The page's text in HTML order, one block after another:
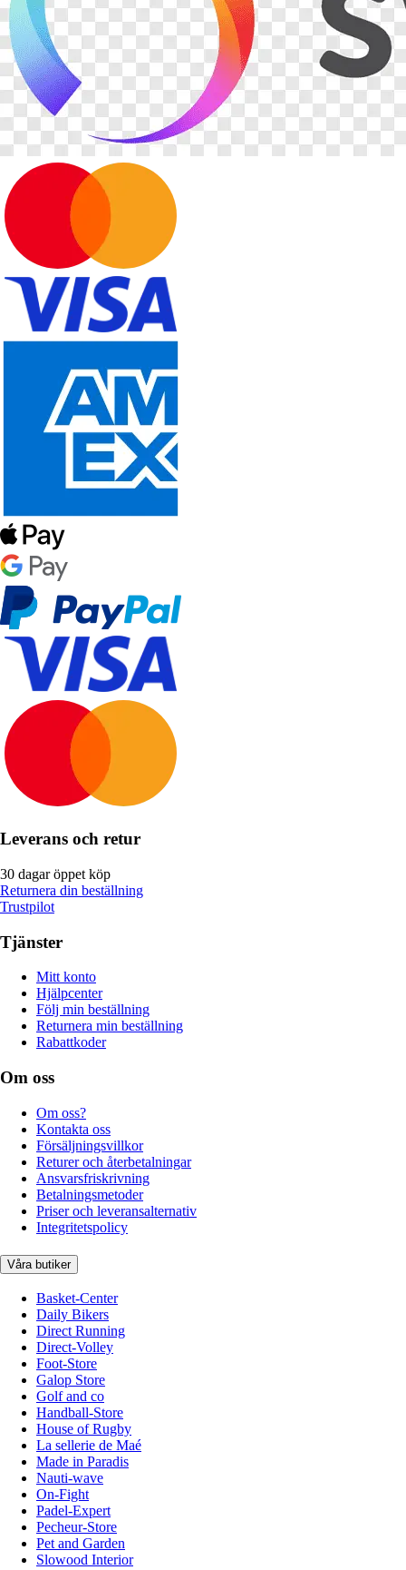
Leverans och retur
30 dagar öppet köp
Returnera din beställning
Trustpilot
Tjänster
Mitt konto
Hjälpcenter
Följ min beställning
Returnera min beställning
Rabattkoder
Om oss
Om oss?
Kontakta oss
Försäljningsvillkor
Returer och återbetalningar
Ansvarsfriskrivning
Betalningsmetoder
Priser och leveransalternativ
Integritetspolicy
Våra butiker
Basket-Center
Daily Bikers
Direct Running
Direct-Volley
Foot-Store
Galop Store
Golf and co
Handball-Store
House of Rugby
La sellerie de Maé
Made in Paradis
Nauti-wave
On-Fight
Padel-Expert
Pecheur-Store
Pet and Garden
Slowood Interior